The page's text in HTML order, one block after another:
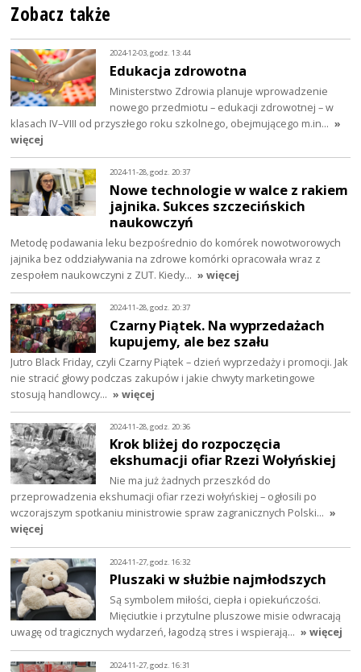
Zobacz także
2024-12-03, godz. 13:44
Edukacja zdrowotna
Ministerstwo Zdrowia planuje wprowadzenie
nowego przedmiotu – edukacji zdrowotnej – w
klasach IV–VIII od przyszłego roku szkolnego, obejmującego m.in… »
więcej
2024-11-28, godz. 20:37
Nowe technologie w walce z rakiem
jajnika. Sukces szczecińskich
naukowczyń
Metodę podawania leku bezpośrednio do komórek nowotworowych
jajnika bez oddziaływania na zdrowe komórki opracowała wraz z
zespołem naukowczyni z ZUT. Kiedy… » więcej
2024-11-28, godz. 20:37
Czarny Piątek. Na wyprzedażach
kupujemy, ale bez szału
Jutro Black Friday, czyli Czarny Piątek – dzień wyprzedaży i promocji. Jak
nie stracić głowy podczas zakupów i jakie chwyty marketingowe
stosują handlowcy… » więcej
2024-11-28, godz. 20:36
Krok bliżej do rozpoczęcia
ekshumacji ofiar Rzezi Wołyńskiej
Nie ma już żadnych przeszkód do
przeprowadzenia ekshumacji ofiar rzezi wołyńskiej – ogłosili po
wczorajszym spotkaniu ministrowie spraw zagranicznych Polski… »
więcej
2024-11-27, godz. 16:32
Pluszaki w służbie najmłodszych
Są symbolem miłości, ciepła i opiekuńczości.
Mięciutkie i przytulne pluszowe misie odwracają
uwagę od tragicznych wydarzeń, łagodzą stres i wspierają… » więcej
2024-11-27, godz. 16:31